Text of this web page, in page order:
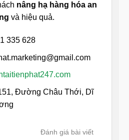
nâng hạ hàng hóa an
và hiệu quả.
335 628
Đường Châu Thới, Dĩ
Đánh giá bài viết